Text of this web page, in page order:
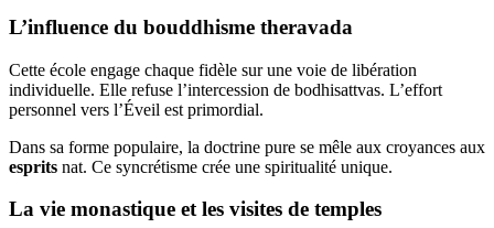
L’influence du bouddhisme theravada
Cette école engage chaque fidèle sur une voie de libération
individuelle. Elle refuse l’intercession de bodhisattvas. L’effort
personnel vers l’Éveil est primordial.
Dans sa forme populaire, la doctrine pure se mêle aux croyances aux
esprits nat. Ce syncrétisme crée une spiritualité unique.
La vie monastique et les visites de temples